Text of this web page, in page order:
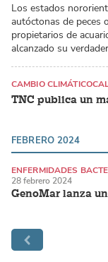
Los estados
autóctonas de peces
propietarios de
alcanzado su
TNC publica un
CAMBIO CLIMÁTICO
FEBRERO 2024
GenoMar lanza
ENFERMIDADES
28 febrero 2024